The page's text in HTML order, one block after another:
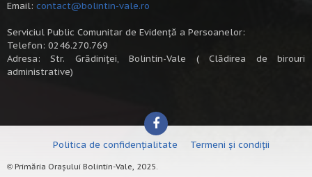
Email: contact@bolintin-vale.ro
Serviciul Public Comunitar de Evidență a Persoanelor:
Telefon: 0246.270.769
Adresa: Str. Grădiniței, Bolintin-Vale ( Clădirea de birouri
administrative)
Politica de confidențialitate Termeni și condiții
© Primăria Orașului Bolintin-Vale, 2025.